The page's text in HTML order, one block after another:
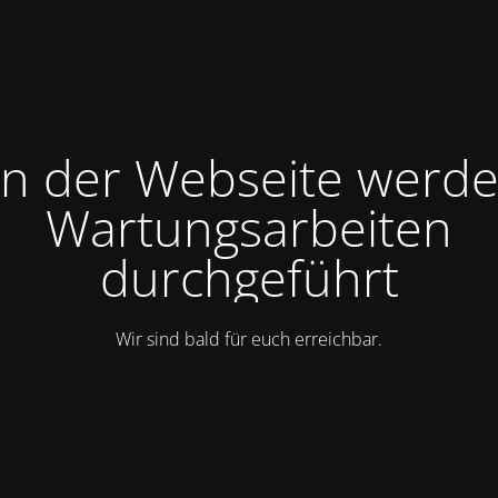
der Webseite
Wartungsarbeiten
durchgeführt
Wir sind bald für euch erreichbar.